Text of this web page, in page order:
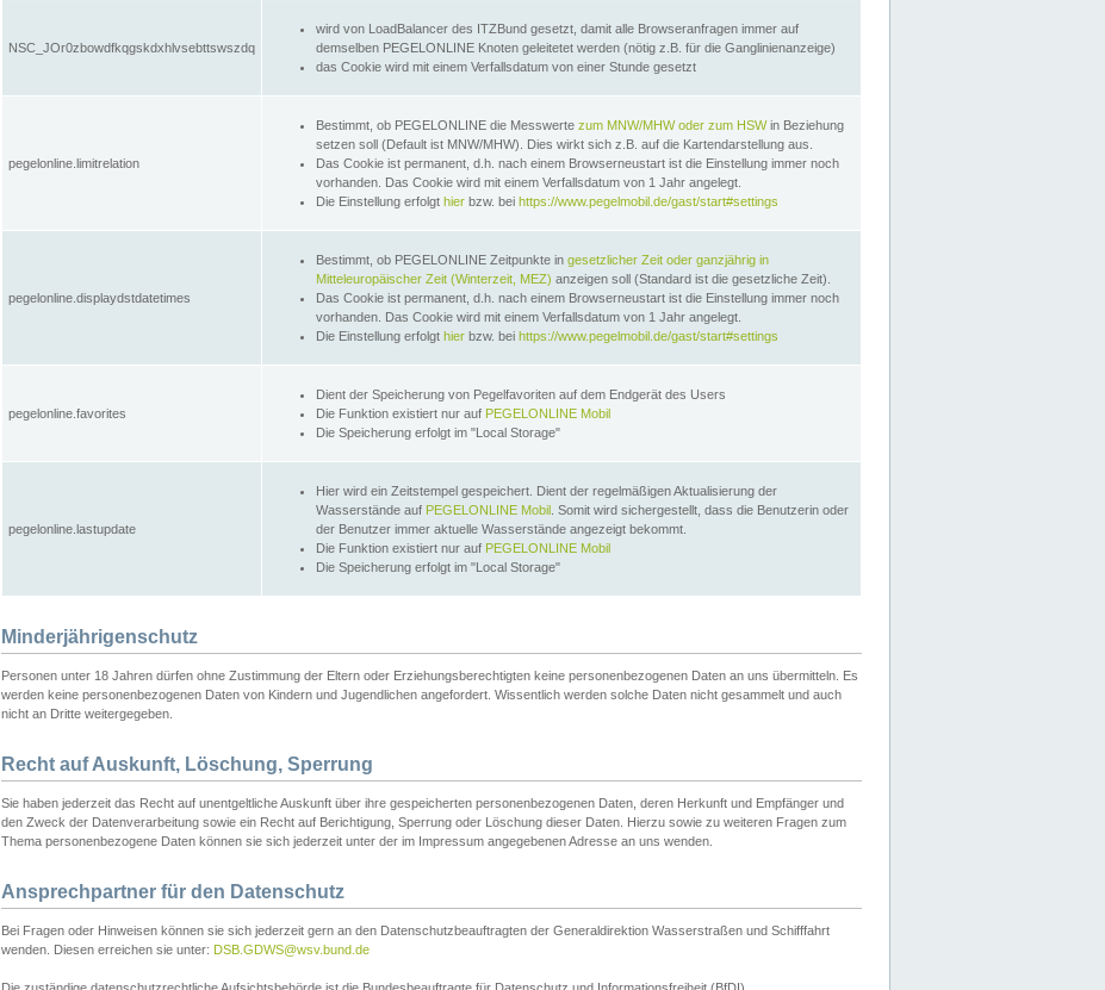
NSC_JOr0zbowdfkqgskdxhlvsebttswszdq
wird von LoadBalancer des ITZBund gesetzt, damit alle Browseranfragen immer auf
demselben PEGELONLINE Knoten geleitetet werden (nötig z.B. für die Ganglinienanzeige)
das Cookie wird mit einem Verfallsdatum von einer Stunde gesetzt
pegelonline.limitrelation
Bestimmt, ob PEGELONLINE die Messwerte zum MNW/MHW oder zum HSWin Beziehung
setzen soll (Default ist MNW/MHW). Dies wirkt sich z.B. auf die Kartendarstellung aus.
Das Cookie ist permanent, d.h. nach einem Browserneustart ist die Einstellung immer noch
vorhanden. Das Cookie wird mit einem Verfallsdatum von 1 Jahr angelegt.
Die Einstellung erfolgt hier bzw. bei https://www.pegelmobil.de/gast/start#settings
pegelonline.displaydstdatetimes
Bestimmt, ob PEGELONLINE Zeitpunkte in gesetzlicher Zeit oder ganzjährig in
Mitteleuropäischer Zeit (Winterzeit, MEZ) anzeigen soll (Standard ist die gesetzliche Zeit).
Das Cookie ist permanent, d.h. nach einem Browserneustart ist die Einstellung immer noch
vorhanden. Das Cookie wird mit einem Verfallsdatum von 1 Jahr angelegt.
Die Einstellung erfolgt hier bzw. bei https://www.pegelmobil.de/gast/start#settings
pegelonline.favorites
Dient der Speicherung von Pegelfavoriten auf dem Endgerät des Users
Die Funktion existiert nur auf PEGELONLINE Mobil
Die Speicherung erfolgt im "Local Storage"
pegelonline.lastupdate
Hier wird ein Zeitstempel gespeichert. Dient der regelmäßigen Aktualisierung der
Wasserstände auf PEGELONLINE Mobil . Somit wird sichergestellt, dass die Benutzerin oder
der Benutzer immer aktuelle Wasserstände angezeigt bekommt.
Die Funktion existiert nur auf PEGELONLINE Mobil
Die Speicherung erfolgt im "Local Storage"
Minderjährigenschutz
Personen unter 18 Jahren dürfen ohne Zustimmung der Eltern oder Erziehungsberechtigten keine personenbezogenen Daten an uns übermitteln. Es
werden keine personenbezogenen Daten von Kindern und Jugendlichen angefordert. Wissentlich werden solche Daten nicht gesammelt und auch
nicht an Dritte weitergegeben.
Recht auf Auskunft, Löschung, Sperrung
Sie haben jederzeit das Recht auf unentgeltliche Auskunft über ihre gespeicherten personenbezogenen Daten, deren Herkunft und Empfänger und
den Zweck der Datenverarbeitung sowie ein Recht auf Berichtigung, Sperrung oder Löschung dieser Daten. Hierzu sowie zu weiteren Fragen zum
Thema personenbezogene Daten können sie sich jederzeit unter der im Impressum angegebenen Adresse an uns wenden.
Ansprechpartner für den Datenschutz
Bei Fragen oder Hinweisen können sie sich jederzeit gern an den Datenschutzbeauftragten der Generaldirektion Wasserstraßen und Schifffahrt
wenden. Diesen erreichen sie unter: DSB.GDWS@wsv.bund.de